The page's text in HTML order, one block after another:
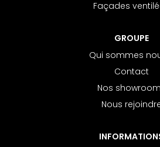
Façades
GROUPE
Qui sommes
Contact
Nos
Nous